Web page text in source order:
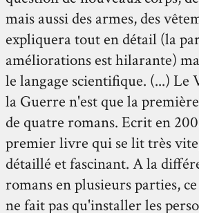
mais aussi des armes, des
expliquera tout en détail (la
améliorations est hilarante)
le langage scientifique. (...) Le
la Guerre n'est que la
de quatre romans. Ecrit en
premier livre qui se lit très
détaillé et fascinant. A la
romans en plusieurs parties,
ne fait pas qu'installer les